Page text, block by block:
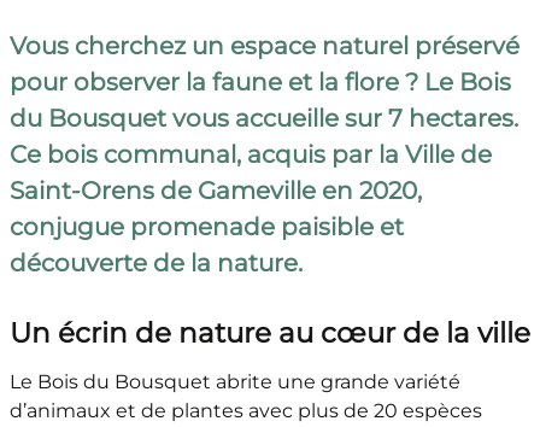
Vous cherchez un espace naturel préservé
pour observer la faune et la flore ? Le Bois
du Bousquet vous accueille sur 7 hectares.
Ce bois communal, acquis par la Ville de
Saint-Orens de Gameville en 2020,
conjugue promenade paisible et
découverte de la nature.
Un écrin de nature au cœur de la ville
Le Bois du Bousquet abrite une grande variété
d’animaux et de plantes avec plus de 20 espèces